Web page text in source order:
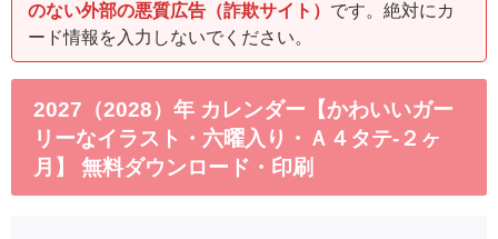
のない外部の悪質広告（詐欺サイト） です。絶対にカ
ード情報を入力しないでください。
2027（2028）年 カレンダー【かわいいガー
リーなイラスト・六曜入り・Ａ４タテ-２ヶ
月】 無料ダウンロード・印刷